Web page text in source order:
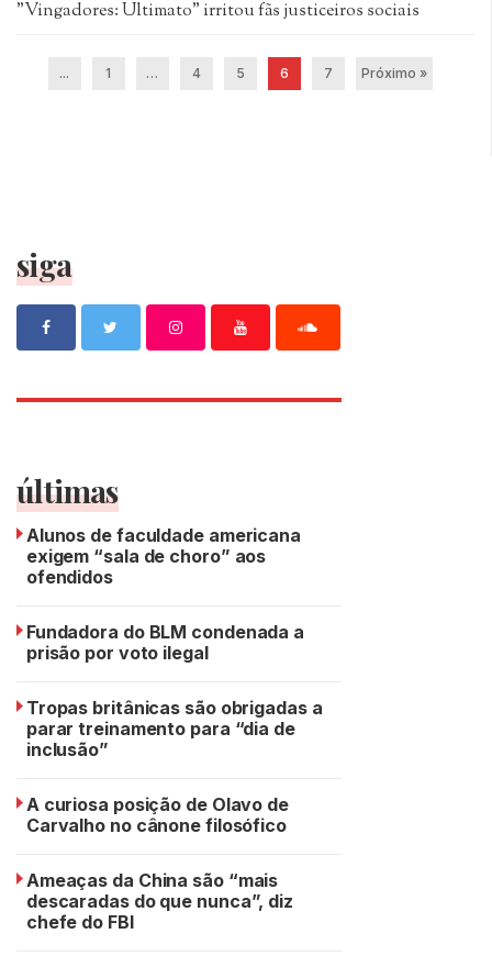
"Vingadores: Ultimato" irritou fãs justiceiros sociais
... 1 … 4 5 6 7 Próximo »
siga
últimas
Alunos de faculdade americana
exigem “sala de choro” aos
ofendidos
Fundadora do BLM condenada a
prisão por voto ilegal
Tropas britânicas são obrigadas a
parar treinamento para “dia de
inclusão”
A curiosa posição de Olavo de
Carvalho no cânone filosófico
Ameaças da China são “mais
descaradas do que nunca”, diz
chefe do FBI